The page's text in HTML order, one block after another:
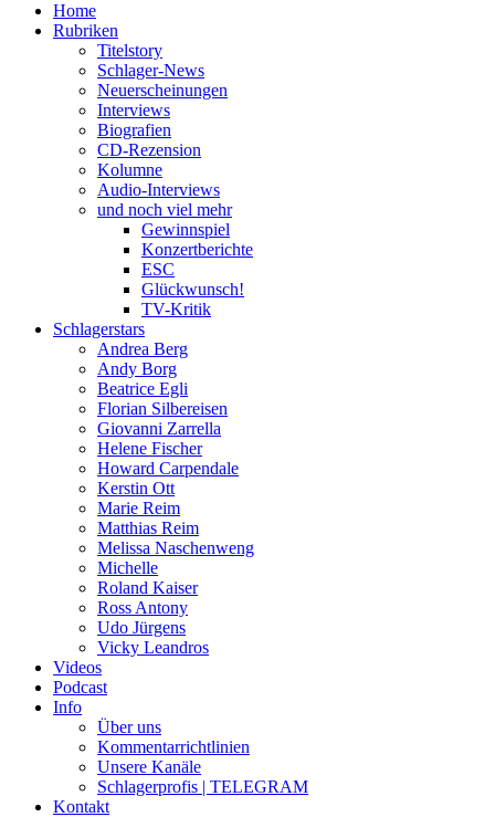
Home
Rubriken
Titelstory
Schlager-News
Neuerscheinungen
Interviews
Biografien
CD-Rezension
Kolumne
Audio-Interviews
und noch viel mehr
Gewinnspiel
Konzertberichte
ESC
Glückwunsch!
TV-Kritik
Schlagerstars
Andrea Berg
Andy Borg
Beatrice Egli
Florian Silbereisen
Giovanni Zarrella
Helene Fischer
Howard Carpendale
Kerstin Ott
Marie Reim
Matthias Reim
Melissa Naschenweng
Michelle
Roland Kaiser
Ross Antony
Udo Jürgens
Vicky Leandros
Videos
Podcast
Info
Über uns
Kommentarrichtlinien
Unsere Kanäle
Schlagerprofis | TELEGRAM
Kontakt